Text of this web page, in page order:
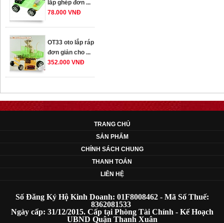
352.000 VNĐ
ráp nhấc chân di
...
259.000 VNĐ
OT36 oto mô hình
đơn giản có ...
lắp ghép đơn ...
TRANG CHỦ
SẢN PHẨM
CHÍNH SÁCH CHUNG
THANH TOÁN
LIÊN HỆ
Số Đăng Ký Hộ Kinh Doanh: 01F8008462 - Mã Số Thuế:
8362081533
Ngày cấp: 31/12/2015. Cấp tại Phòng Tài Chính - Kế Hoạch
UBND Quận Thanh Xuân